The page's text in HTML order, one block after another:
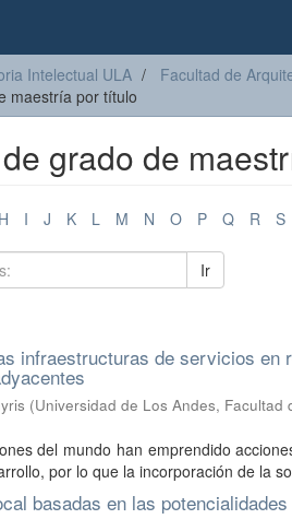
Intelectual ULA Facultad de
maestría por título
grado de
H I J K L M N O P Q R S
Ir
infraestructuras de servicios
(Universidad de Los Andes,
del mundo han emprendido
por lo que la incorporación de la
basadas en las